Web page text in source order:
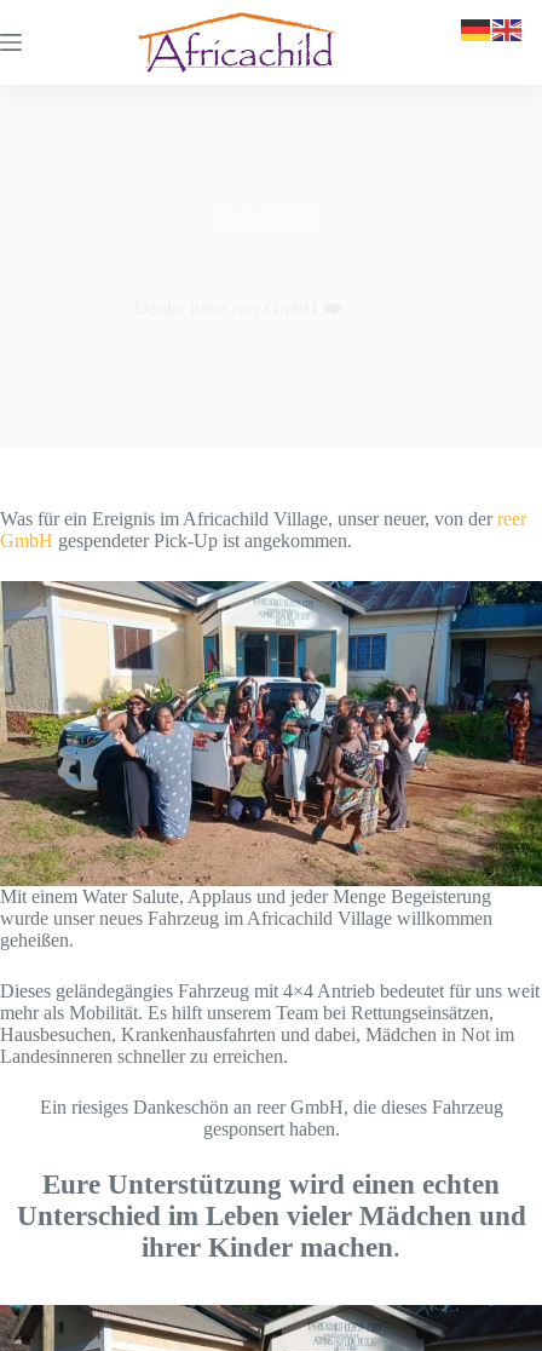
Was für ein Ereignis im Africachild Village, unser neuer, von derreer
GmbH gespendeter Pick-Up ist angekommen.
Mit einem Water Salute, Applaus und jeder Menge Begeisterung
wurde unser neues Fahrzeug im Africachild Village willkommen
geheißen.
Dieses geländegängies Fahrzeug mit 4×4 Antrieb bedeutet für uns weit
mehr als Mobilität. Es hilft unserem Team bei Rettungseinsätzen,
Hausbesuchen, Krankenhausfahrten und dabei, Mädchen in Not im
Landesinneren schneller zu erreichen.
Ein riesiges Dankeschön an reer GmbH, die dieses Fahrzeug
gesponsert haben.
Eure Unterstützung wird einen echten
Unterschied im Leben vieler Mädchen und
ihrer Kinder machen.